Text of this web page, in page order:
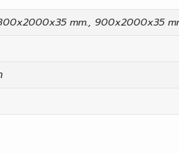
mm., 900x2000x35